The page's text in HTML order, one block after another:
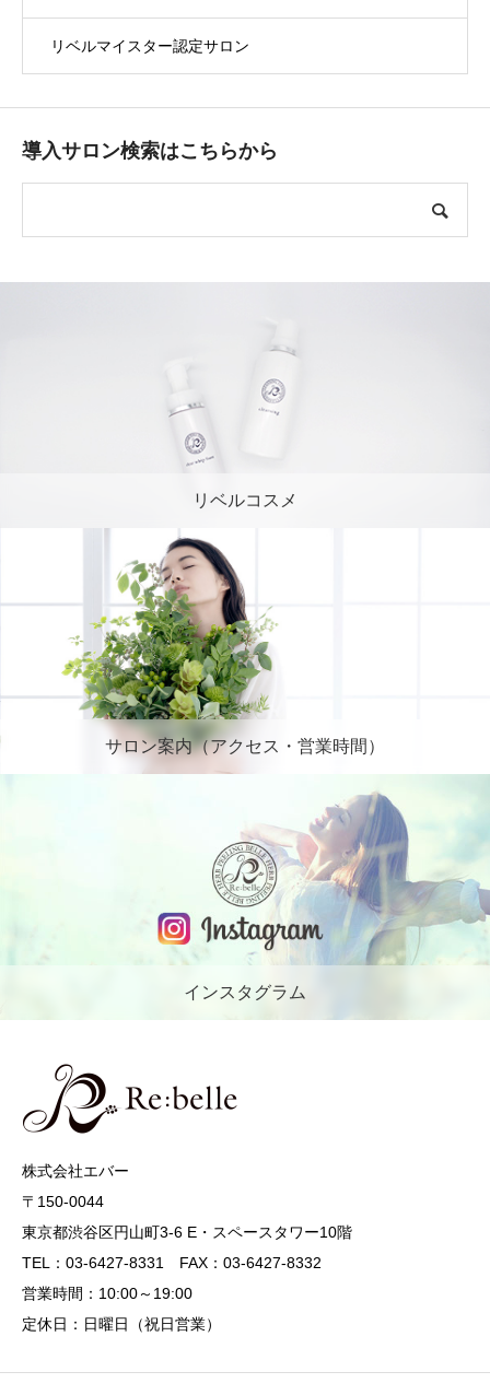
リベルマイスター認定サロン
導入サロン検索はこちらから
リベルコスメ
サロン案内（アクセス・営業時間）
インスタグラム
株式会社エバー
〒150-0044
東京都渋谷区円山町3-6 E・スペースタワー10階
TEL：03-6427-8331 FAX：03-6427-8332
営業時間：10:00～19:00
定休日：日曜日（祝日営業）